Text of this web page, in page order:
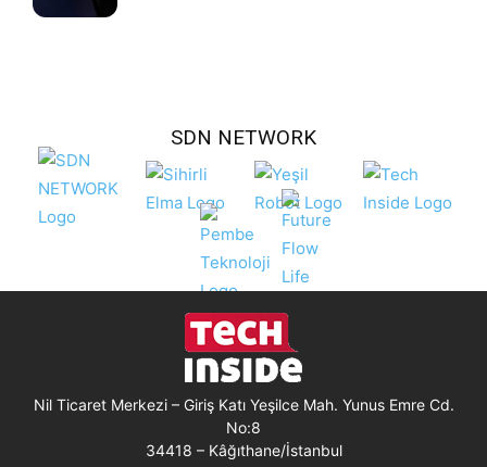
SDN NETWORK
Nil Ticaret Merkezi – Giriş Katı Yeşilce Mah. Yunus Emre Cd.
No:8
34418 – Kâğıthane/İstanbul